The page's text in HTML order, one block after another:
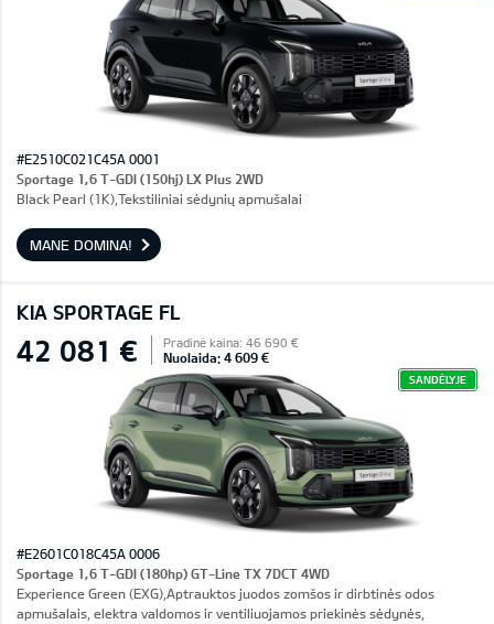
#E2510C021C45A 0001
Sportage 1,6 T-GDI (150hj) LX Plus 2WD
Black Pearl (1K),Tekstiliniai sėdynių apmušalai
MANE DOMINA!
KIA SPORTAGE FL
42 081 € Pradinė kaina: 46 690 €
Nuolaida: 4 609 €
SANDĖLYJE
#E2601C018C45A 0006
Sportage 1,6 T-GDI (180hp) GT-Line TX 7DCT 4WD
Experience Green (EXG),Aptrauktos juodos zomšos ir dirbtinės odos
apmušalais, elektra valdomos ir ventiliuojamos priekinės sėdynės,